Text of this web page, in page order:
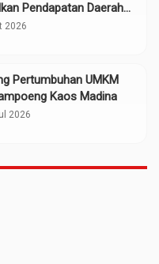
Pendapatan Daerah
2026
Pertumbuhan UMKM
Kaos Madina
2026